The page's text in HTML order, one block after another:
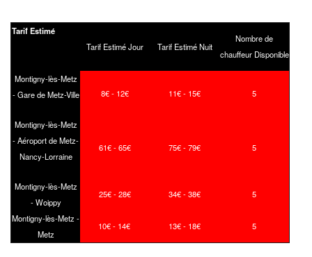
Tarif Estimé
Tarif Estimé Jour
Tarif Estimé Nuit
Nombre de
chauffeur Disponible
Montigny-lès-Metz
- Gare de Metz-Ville
8€ - 12€ 11€ - 15€ 5
Montigny-lès-Metz
- Aéroport de Metz-
Nancy-Lorraine
61€ - 65€ 75€ - 79€ 5
Montigny-lès-Metz
- Woippy
25€ - 28€ 34€ - 38€ 5
Montigny-lès-Metz -
Metz
10€ - 14€ 13€ - 18€ 5